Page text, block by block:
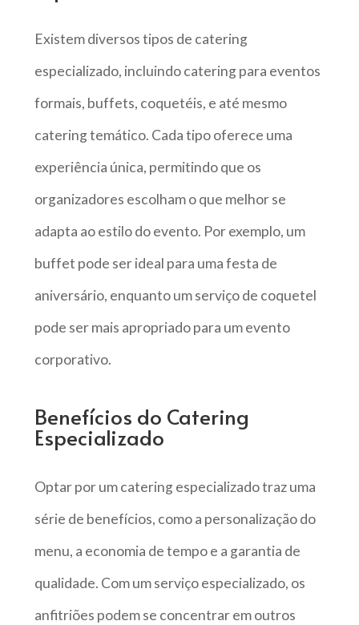
Existem diversos tipos de catering
especializado, incluindo catering para eventos
formais, buffets, coquetéis, e até mesmo
catering temático. Cada tipo oferece uma
experiência única, permitindo que os
organizadores escolham o que melhor se
adapta ao estilo do evento. Por exemplo, um
buffet pode ser ideal para uma festa de
aniversário, enquanto um serviço de coquetel
pode ser mais apropriado para um evento
corporativo.
Benefícios do Catering
Especializado
Optar por um catering especializado traz uma
série de benefícios, como a personalização do
menu, a economia de tempo e a garantia de
qualidade. Com um serviço especializado, os
anfitriões podem se concentrar em outros